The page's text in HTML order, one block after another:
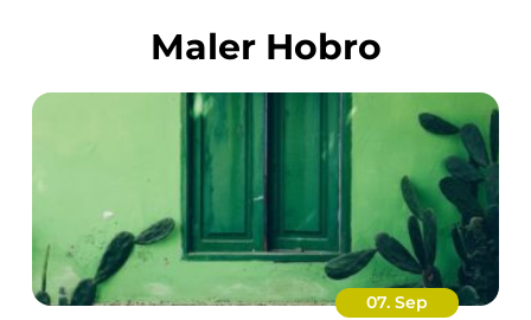
Maler Hobro
07. Sep